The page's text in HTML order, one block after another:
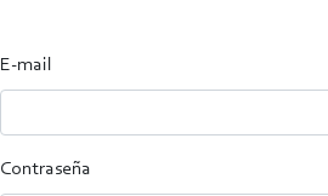
E-mail
Contraseña